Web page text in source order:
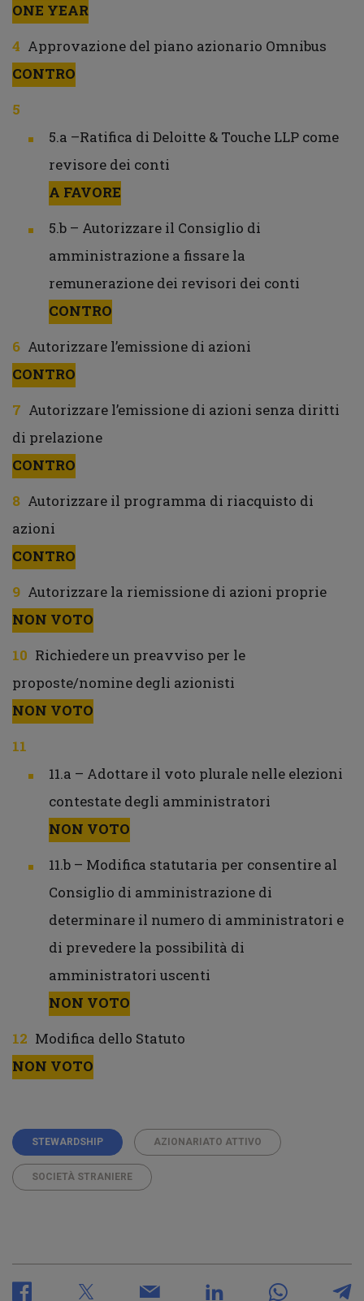
ONE YEAR
Approvazione del piano azionario Omnibus
CONTRO
5.a –Ratifica di Deloitte & Touche LLP come
revisore dei conti
A FAVORE
5.b – Autorizzare il Consiglio di
amministrazione a fissare la
remunerazione dei revisori dei conti
CONTRO
Autorizzare l’emissione di azioni
CONTRO
Autorizzare l’emissione di azioni senza diritti
di prelazione
CONTRO
Autorizzare il programma di riacquisto di
azioni
CONTRO
Autorizzare la riemissione di azioni proprie
NON VOTO
Richiedere un preavviso per le
proposte/nomine degli azionisti
NON VOTO
11.a – Adottare il voto plurale nelle elezioni
contestate degli amministratori
NON VOTO
11.b – Modifica statutaria per consentire al
Consiglio di amministrazione di
determinare il numero di amministratori e
di prevedere la possibilità di
amministratori uscenti
NON VOTO
Modifica dello Statuto
NON VOTO
STEWARDSHIP AZIONARIATO ATTIVO
SOCIETÀ STRANIERE